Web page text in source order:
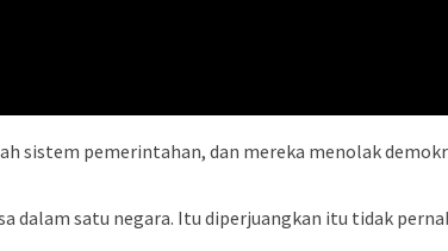
sistem pemerintahan, dan mereka menolak
dalam satu negara. Itu diperjuangkan itu tidak